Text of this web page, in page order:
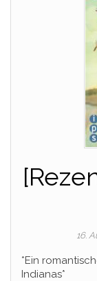
16.
*Ein
Indianas*